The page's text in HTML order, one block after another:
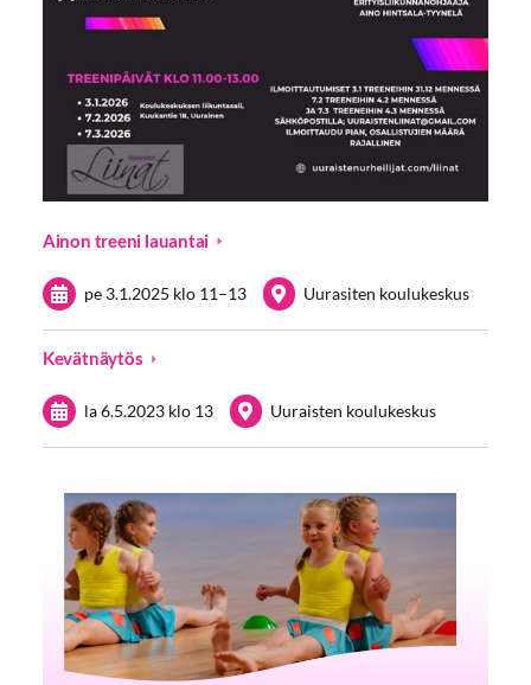
Ainon treeni lauantai
pe 3.1.2025 klo 11–13 Uurasiten koulukeskus
Kevätnäytös
la 6.5.2023 klo 13 Uuraisten koulukeskus